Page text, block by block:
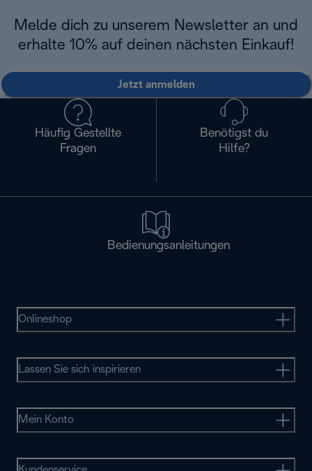
Melde dich zu unserem Newsletter an und
erhalte 10% auf deinen nächsten Einkauf!
Jetzt anmelden
Häufig Gestellte
Fragen
Benötigst du
Hilfe?
Bedienungsanleitungen
Onlineshop
Lassen Sie sich inspirieren
Mein Konto